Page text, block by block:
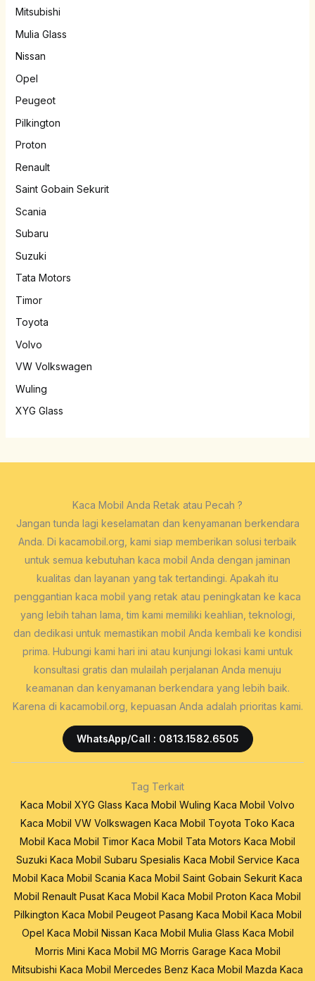
Mitsubishi
Mulia Glass
Nissan
Opel
Peugeot
Pilkington
Proton
Renault
Saint Gobain Sekurit
Scania
Subaru
Suzuki
Tata Motors
Timor
Toyota
Volvo
VW Volkswagen
Wuling
XYG Glass
Kaca Mobil Anda Retak atau Pecah ?
Jangan tunda lagi keselamatan dan kenyamanan berkendara
Anda. Di kacamobil.org, kami siap memberikan solusi terbaik
untuk semua kebutuhan kaca mobil Anda dengan jaminan
kualitas dan layanan yang tak tertandingi. Apakah itu
penggantian kaca mobil yang retak atau peningkatan ke kaca
yang lebih tahan lama, tim kami memiliki keahlian, teknologi,
dan dedikasi untuk memastikan mobil Anda kembali ke kondisi
prima. Hubungi kami hari ini atau kunjungi lokasi kami untuk
konsultasi gratis dan mulailah perjalanan Anda menuju
keamanan dan kenyamanan berkendara yang lebih baik.
Karena di kacamobil.org, kepuasan Anda adalah prioritas kami.
WhatsApp/Call : 0813.1582.6505
Tag Terkait
Kaca Mobil XYG Glass Kaca Mobil Wuling Kaca Mobil Volvo
Kaca Mobil VW Volkswagen Kaca Mobil Toyota Toko Kaca
Mobil Kaca Mobil Timor Kaca Mobil Tata Motors Kaca Mobil
Suzuki Kaca Mobil Subaru Spesialis Kaca Mobil Service Kaca
Mobil Kaca Mobil Scania Kaca Mobil Saint Gobain Sekurit Kaca
Mobil Renault Pusat Kaca Mobil Kaca Mobil Proton Kaca Mobil
Pilkington Kaca Mobil Peugeot Pasang Kaca Mobil Kaca Mobil
Opel Kaca Mobil Nissan Kaca Mobil Mulia Glass Kaca Mobil
Morris Mini Kaca Mobil MG Morris Garage Kaca Mobil
Mitsubishi Kaca Mobil Mercedes Benz Kaca Mobil Mazda Kaca